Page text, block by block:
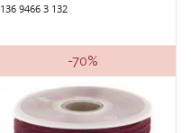
136 9466 3 132
-70%